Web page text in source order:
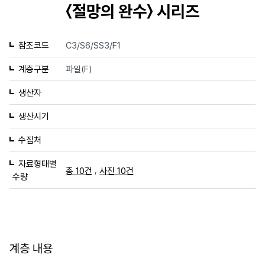
〈절망의 완수〉 시리즈
참조코드 C3/S6/SS3/F1
계층구분 파일(F)
생산자
생산시기
수집처
자료형태별
수량
총 10건 , 사진 10건
계층 내용